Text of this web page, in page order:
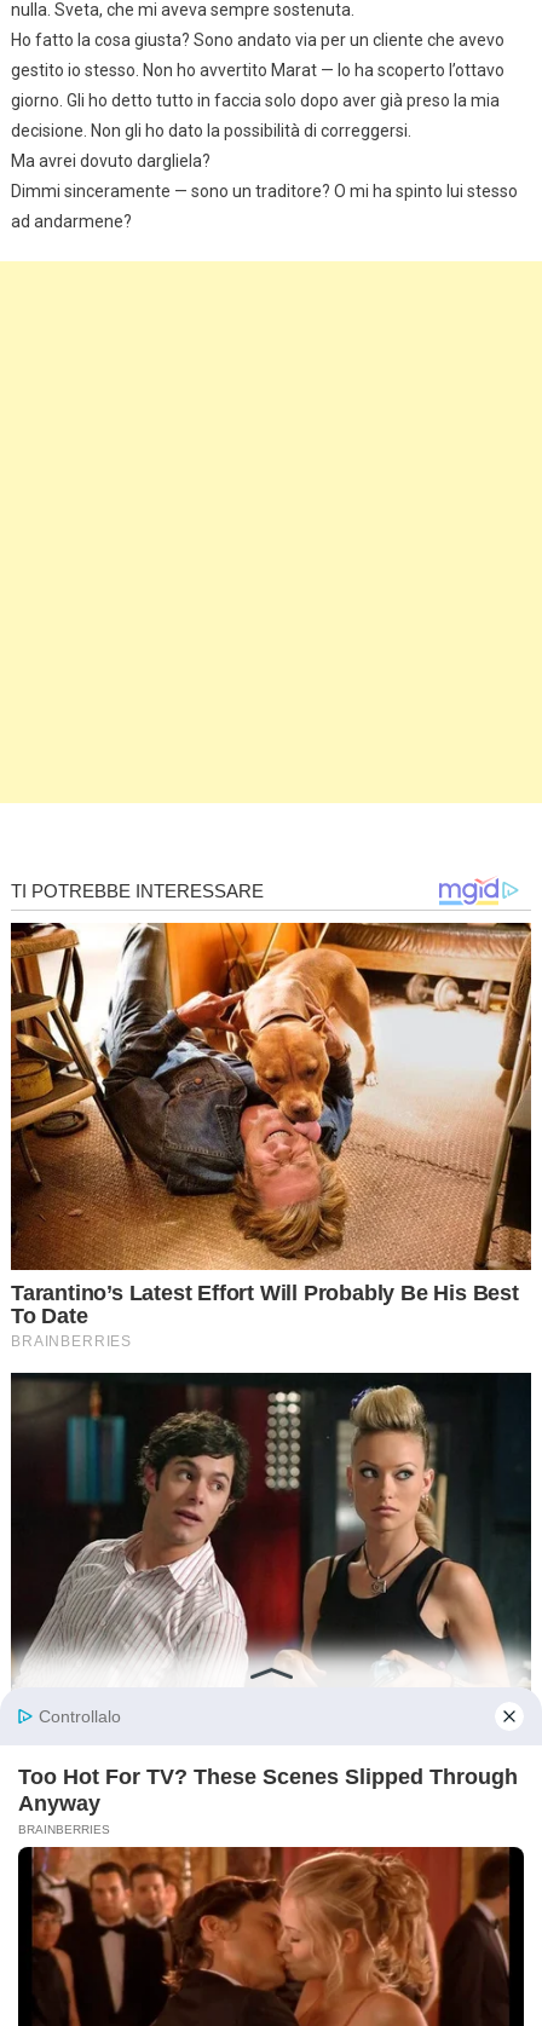
nulla. Sveta, che mi aveva sempre sostenuta.
Ho fatto la cosa giusta? Sono andato via per un cliente che avevo
gestito io stesso. Non ho avvertito Marat — lo ha scoperto l’ottavo
giorno. Gli ho detto tutto in faccia solo dopo aver già preso la mia
decisione. Non gli ho dato la possibilità di correggersi.
Ma avrei dovuto dargliela?
Dimmi sinceramente — sono un traditore? O mi ha spinto lui stesso
ad andarmene?